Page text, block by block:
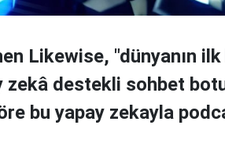
Likewise, "dünyanın
zekâ destekli sohbet
bu yapay zekayla